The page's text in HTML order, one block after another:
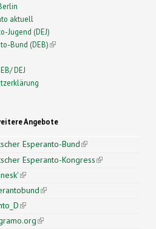
aktuell
Jugend (DEJ)
Bund (DEB)(link is external)
DEJ
Angebote
Esperanto-Bund(link is
external)
Esperanto-Kongress(link is
(link is external)
(link is external)
(link is external)
(link is external)